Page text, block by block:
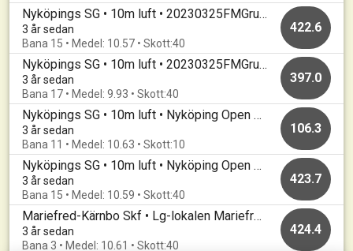
Nyköpings SG • 10m luft • 20230325FMGrund
3 år sedan
Bana 15 • Medel: 10.57 • Skott:40
422.6
Nyköpings SG • 10m luft • 20230325FMGrund
3 år sedan
Bana 17 • Medel: 9.93 • Skott:40
397.0
Nyköpings SG • 10m luft • Nyköping Open 2023 Final
3 år sedan
Bana 11 • Medel: 10.63 • Skott:10
106.3
Nyköpings SG • 10m luft • Nyköping Open 2023 Grundomgång
3 år sedan
Bana 15 • Medel: 10.59 • Skott:40
423.7
Mariefred-Kärnbo Skf • Lg-lokalen Mariefred • Mariefredsluft 2022
3 år sedan
Bana 3 • Medel: 10.61 • Skott:40
424.4